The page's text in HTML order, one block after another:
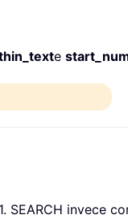
e
invece